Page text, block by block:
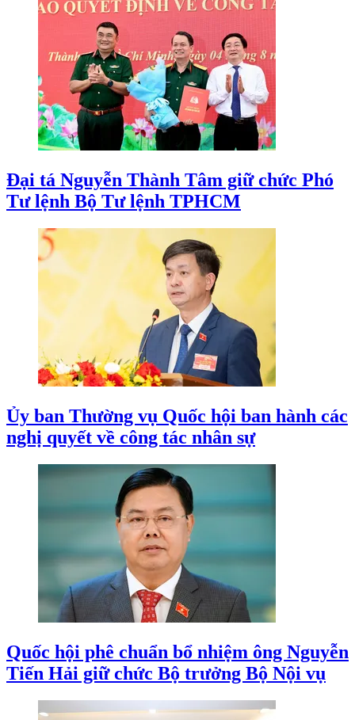
Đại tá Nguyễn Thành Tâm giữ chức Phó
Tư lệnh Bộ Tư lệnh TPHCM
Ủy ban Thường vụ Quốc hội ban hành các
nghị quyết về công tác nhân sự
Quốc hội phê chuẩn bổ nhiệm ông Nguyễn
Tiến Hải giữ chức Bộ trưởng Bộ Nội vụ